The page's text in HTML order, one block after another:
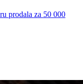
prodala za 50 000